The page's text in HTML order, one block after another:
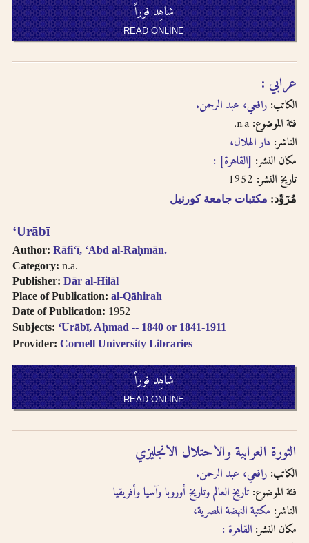
شاهِد فوراً
READ ONLINE
ʻUrābī
Author: Rāfiʻī, ʻAbd al-Raḥmān.
Category: n.a.
Publisher: Dār al-Hilāl
Place of Publication: al-Qāhirah
Date of Publication: 1952
Subjects: ʻUrābī, Aḥmad -- 1840 or 1841-1911
Provider: Cornell University Libraries
شاهِد فوراً
READ ONLINE
عرابي :
الكاتب: رافعي، عبد الرحمن.
فئة الموضوع:
الناشر: دار الهلال،
مكان النشر: [القاهرة] :
تاريخ النشر:
مُزَوِّد: مكتبات جامعة كورنيل
الثورة العرابية والاحتلال الانجليزي
الكاتب: رافعي، عبد الرحمن.
فئة الموضوع: تاريخ العالم وتاريخ أوروبا وآسيا وأفريقيا
الناشر: مكتبة النهضة المصرية،
مكان النشر: القاهرة :